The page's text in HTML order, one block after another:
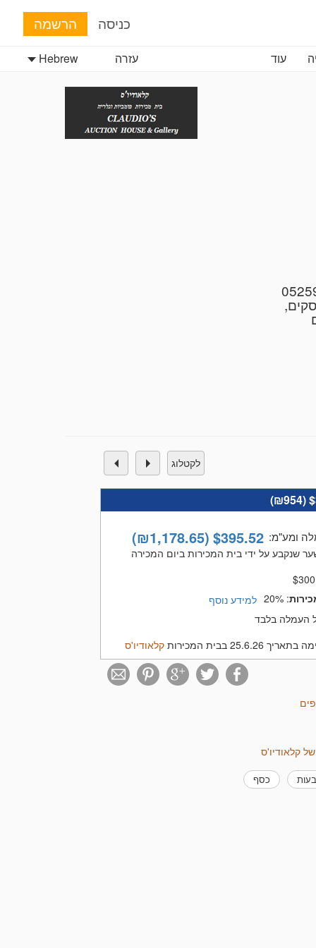
כניסה הרשמה
עוד Hebrew עזרה
לקטלוג
₪954
)
ומע"מ:
$395.52
(
₪1,178.65
)
שנקבע על ידי בית המכירות ביום המכירה
$300
:
20%
למידע נוסף
בבית המכירות
קלאודיו'ס
קלאודיו'ס
טבעות כסף